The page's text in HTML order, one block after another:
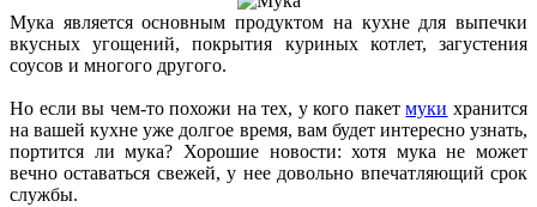
Мука является основным продуктом на кухне для выпечки
вкусных угощений, покрытия куриных котлет, загустения
соусов и многого другого.
Но если вы чем-то похожи на тех, у кого пакетмуки хранится
на вашей кухне уже долгое время, вам будет интересно узнать,
портится ли мука? Хорошие новости: хотя мука не может
вечно оставаться свежей, у нее довольно впечатляющий срок
службы.